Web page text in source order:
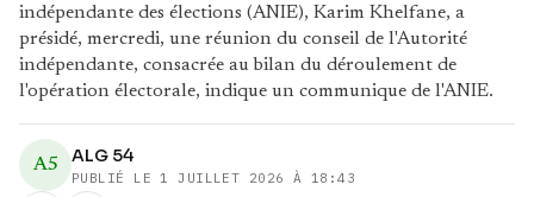
indépendante des élections (ANIE), Karim Khelfane, a
présidé, mercredi, une réunion du conseil de l'Autorité
indépendante, consacrée au bilan du déroulement de
l'opération électorale, indique un communique de l'ANIE.
A5 ALG 54
PUBLIÉ LE 1 JUILLET 2026 À 18:43